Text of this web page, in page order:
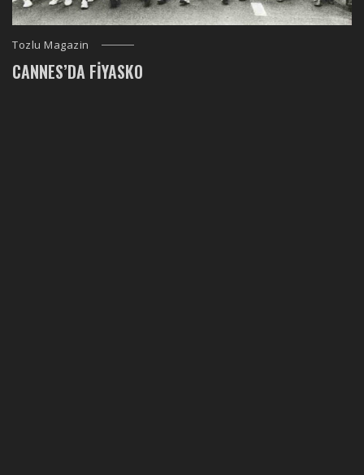
Tozlu Magazin
CANNES’DA FIYASKO